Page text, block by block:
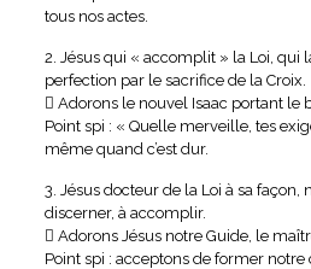
tous nos actes.
2. Jésus qui « accomplit » la Loi, qui
perfection par le sacrifice de la Croix.
 Adorons le nouvel Isaac portant le
Point spi : « Quelle merveille, tes
même quand c’est dur.
3. Jésus docteur de la Loi à sa façon,
discerner, à accomplir.
 Adorons Jésus notre Guide, le
Point spi : acceptons de former